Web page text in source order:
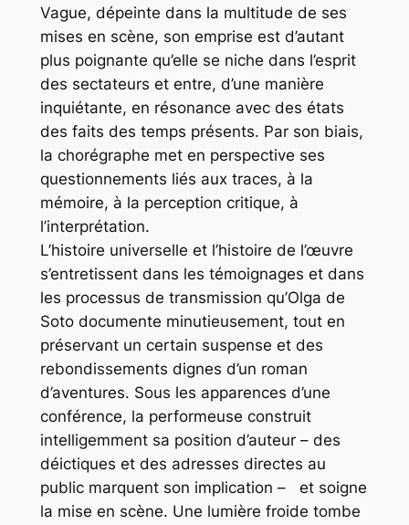
Vague, dépeinte dans la multitude de ses
mises en scène, son emprise est d’autant
plus poignante qu’elle se niche dans l’esprit
des sectateurs et entre, d’une manière
inquiétante, en résonance avec des états
des faits des temps présents. Par son biais,
la chorégraphe met en perspective ses
questionnements liés aux traces, à la
mémoire, à la perception critique, à
l’interprétation.
L’histoire universelle et l’histoire de l’œuvre
s’entretissent dans les témoignages et dans
les processus de transmission qu’Olga de
Soto documente minutieusement, tout en
préservant un certain suspense et des
rebondissements dignes d’un roman
d’aventures. Sous les apparences d’une
conférence, la performeuse construit
intelligemment sa position d’auteur – des
déictiques et des adresses directes au
public marquent son implication – et soigne
la mise en scène. Une lumière froide tombe